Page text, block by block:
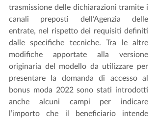
trasmissione delle dichiarazioni tramite i
canali preposti dell’Agenzia delle
entrate, nel rispetto dei requisiti definiti
dalle specifiche tecniche. Tra le altre
modifiche apportate alla versione
originaria del modello da utilizzare per
presentare la domanda di accesso al
bonus moda 2022 sono stati introdotti
anche alcuni campi per indicare
l’importo che il beneficiario intende